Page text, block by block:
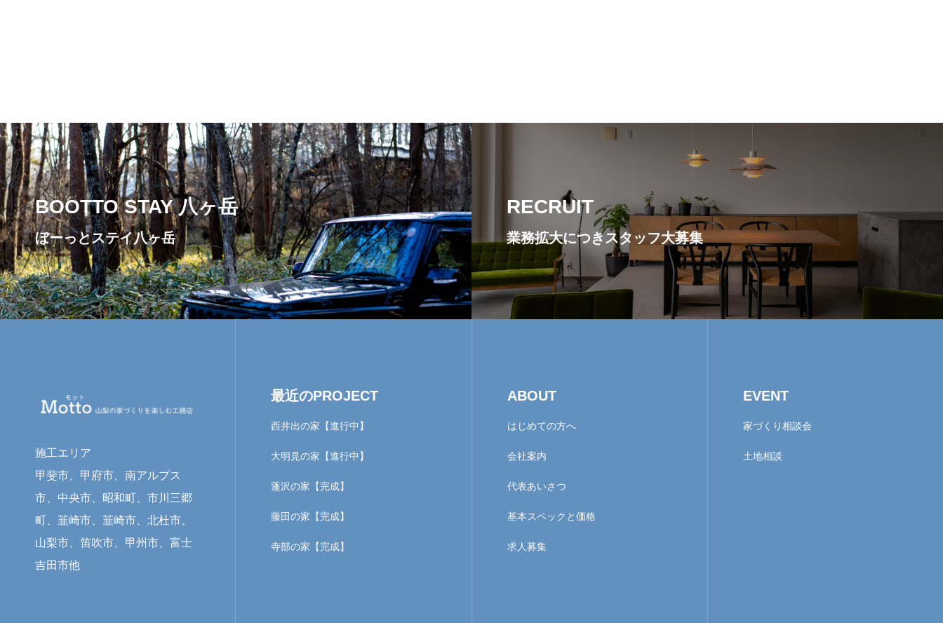
CONTACT
BOOTTO STAY 八ヶ岳
ぼーっとステイ八ヶ岳
RECRUIT
業務拡大につきスタッフ大募集
施工エリア
甲斐市、甲府市、南アルプス
市、中央市、昭和町、市川三郷
町、韮崎市、韮崎市、北杜市、
山梨市、笛吹市、甲州市、富士
吉田市他
最近のPROJECT
西井出の家【進行中】
大明見の家【進行中】
蓬沢の家【完成】
藤田の家【完成】
寺部の家【完成】
ABOUT
はじめての方へ
会社案内
代表あいさつ
基本スペックと価格
求人募集
EVENT
家づくり相談会
土地相談